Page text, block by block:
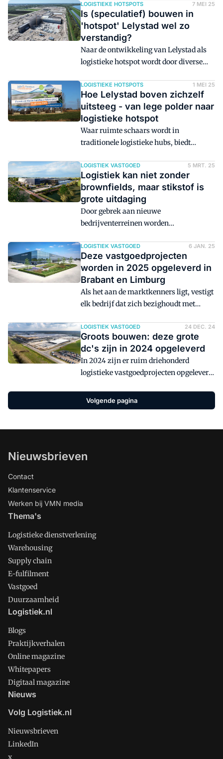
een aantal retailers zelf logistiek
ontwikkelaar als nevenfunctie vervult.
Waarom is 'baas in eigen huis zijn' voor
hen interessant?
LOGISTIEKE HOTSPOTS 7 MEI 25
Is (speculatief) bouwen in
'hotspot' Lelystad wel zo
verstandig?
Naar de ontwikkeling van Lelystad als
logistieke hotspot wordt door diverse
beschikbaarheid van lege akkers en de
mogelijkheid om hoog te bouwen,
maken de polder opeens tot een
dankbaar toevluchtsoord bij gebrek aan
beter. Niettemin zien sommige
vastgoedexperts vooral kansen. "Dat
zegt genoeg."
LOGISTIEKE HOTSPOTS 1 MEI 25
Hoe Lelystad boven zichzelf
uitsteeg - van lege polder naar
logistieke hotspot
Waar ruimte schaars wordt in
traditionele logistieke hubs, biedt
ambitieuze bedrijven, grote kavels en
een gemeente die logistiek lijkt te
omarmen, groeit de Flevopolder uit tot
een gewilde locatie voor
distributiecentra. Maar is Lelystad
daarmee ook de gedroomde logistieke
LOGISTIEK VASTGOED 5 MRT. 25
Logistiek kan niet zonder
brownfields, maar stikstof is
grote uitdaging
Door gebrek aan nieuwe
bedrijventerreinen worden
belangrijker voor de logistiek. Ook al
kost het ontwikkelen van brownfields
meer en duurt het langer. Stikstof en
elektriciteit zorgen voor grote nieuwe
uitdagingen.
LOGISTIEK VASTGOED 6 JAN. 25
Deze vastgoedprojecten
worden in 2025 opgeleverd in
Brabant en Limburg
Als het aan de marktkenners ligt, vestigt
elk bedrijf dat zich bezighoudt met
Hier liggen namelijk dé logistieke
hotspots. Welke bedrijven kunnen in
2025 een nieuw Brabants of Limburgs dc
aan hun vastgoedbestand toevoegen?
LOGISTIEK VASTGOED 24 DEC. 24
Groots bouwen: deze grote
dc's zijn in 2024 opgeleverd
In 2024 zijn er ruim driehonderd
logistieke vastgoedprojecten opgeleverd
bedrijfs(verzamel)panden,
distributiecentra en magazijnen. Elf
meter.
Volgende pagina
Nieuwsbrieven
Contact
Klantenservice
Werken bij VMN media
Thema's
Logistieke dienstverlening
Warehousing
Supply chain
E-fulfilment
Vastgoed
Duurzaamheid
Logistiek.nl
Blogs
Praktijkverhalen
Online magazine
Whitepapers
Digitaal magazine
Nieuws
Volg Logistiek.nl
Nieuwsbrieven
LinkedIn
x